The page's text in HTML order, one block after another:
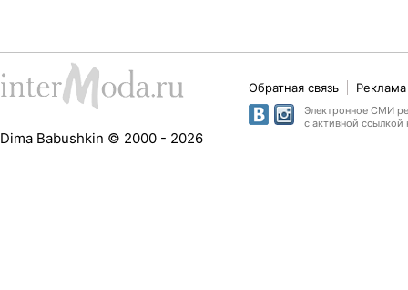
Dima Babushkin © 2000 - 2026
Обратная связь
Электронное СМИ
с активной ссылкой